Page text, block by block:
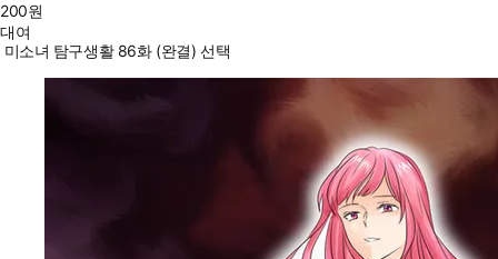
200원
대여
미소녀 탐구생활 86화 (완결) 선택